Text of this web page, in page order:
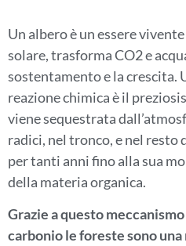
Un albero è un essere
solare, trasforma CO2 e
sostentamento e la crescita.
reazione chimica è il
viene sequestrata
radici, nel tronco, e nel resto
per tanti anni fino alla sua
della materia organica.
Grazie a questo
carbonio le foreste sono